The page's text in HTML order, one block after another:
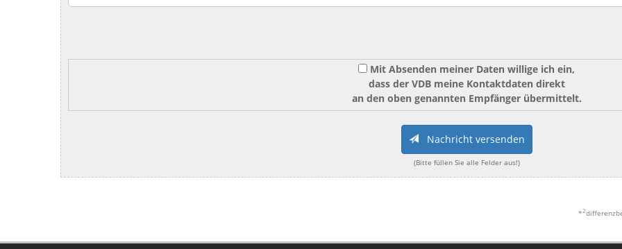
Mit Absenden meiner Daten willige ich ein,
dass der VDB meine Kontaktdaten direkt
an den oben genannten Empfänger übermittelt.
Nachricht versenden
(Bitte füllen Sie alle Felder aus!)
*2